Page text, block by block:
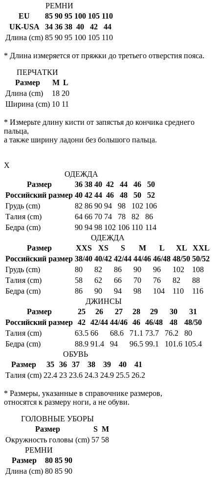
РЕМНИ
EU
85 90 95 100 105 110
UK-USA
34 36 38 40 42
44
Длина (cm) 85 90 95 100 105 110
* Длина измеряется от пряжки до третьего отверстия пояса.
ПЕРЧАТКИ
Размер
M L
Длина (cm)
18 20
Ширина (cm) 10 11
* Измерьте длину кисти от запястья до кончика среднего
пальца,
а также ширину ладони без большого пальца.
X
ОДЕЖДА
Размер
36 38 40 42 44 46
50
Российский размер 40 42 44 46 48 50
52
Грудь (cm)
82 86 90 94 98 102 106
Талия (cm)
64 66 70 74 78 82
86
Бедра (cm)
90 94 98 102 106 110 114
ОДЕЖДА
Размер
XXS XS S M L XL
XXL
Российский размер 38/40 40/42 42/44 44/46 46/48 48/50 50/52
Грудь (cm)
80 82 86 90 96 102
108
Талия (cm)
58 62 66 70 76 82
88
Бедра (cm)
86 90 94 98 104 110
116
ДЖИНСЫ
Размер
25 26 27 28 29 30
31
Российский размер 42 42/44 44/46 46 46/48 48
48/50
Талия (cm)
63.5 66 68.6 71.1 73.7 76.2
80
Бедра (cm)
88.9 91.4 94 96.5 99.1 101.6 105.4
ОБУВЬ
Размер
35 36 37 38 39 40
41
Талия (cm) 22.4 23 23.6 24.3 24.9 25.5 26.2
* Размеры, указанные в справочнике размеров,
относятся к размеру ноги, а не обуви.
ГОЛОВНЫЕ УБОРЫ
Размер
S M
Окружность головы (cm) 57 58
РЕМНИ
Размер
80 85 90
Длина (cm) 80 85 90